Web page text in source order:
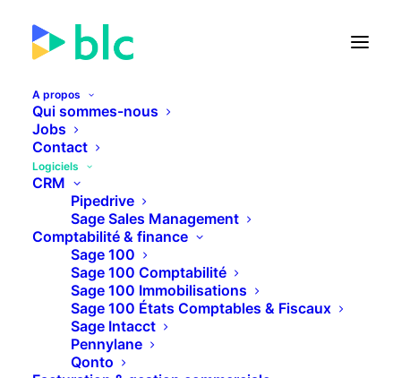
A propos
Qui sommes-nous
Jobs
Contact
Logiciels
CRM
Pipedrive
Sage Sales Management
Comptabilité & finance
Sage 100
Sage 100 Comptabilité
Sage 100 Immobilisations
Sage 100 États Comptables & Fiscaux
Sage Intacct
Pennylane
Qonto
🚀 Lancement de la Facture
24JOURS02HEURES44
PLUS D'INFOS